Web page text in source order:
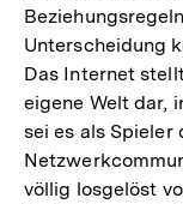
Unterscheidung
Das Internet
eigene Welt dar,
sei es als Spieler
völlig losgelöst